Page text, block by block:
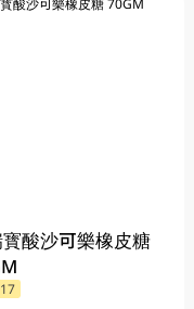
酸沙可樂橡皮糖